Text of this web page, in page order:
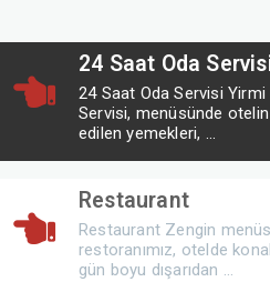
24 Saat Oda
24 Saat Oda Servisi
Servisi, menüsünde
edilen yemekleri, ...
Restaurant
Restaurant Zengin
restoranımız, otelde
gün boyu dışarıdan ...